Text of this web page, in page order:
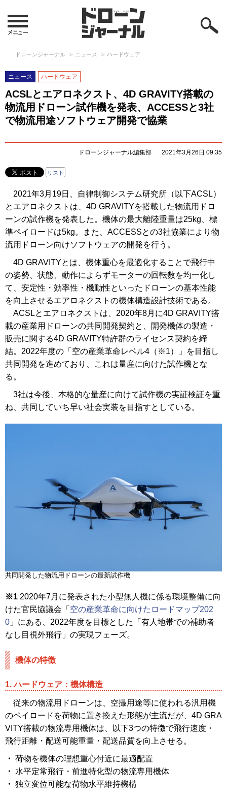
ドローンジャーナル ニュース ハードウェア
ニュース ハードウェア
ACSLとエアロネクスト、4D GRAVITY搭載の
物流用ドローン試作機を発表、ACCESSと3社
で物流用途ソフトウェア開発で協業
ドローンジャーナル編集部 2021年3月26日 09:35
リスト
2021年3月19日、自律制御システム研究所（以下ACSL）
とエアロネクストは、4D GRAVITYを搭載した物流用ドロ
ーンの試作機を発表した。機体の最大離陸重量は25kg、標
準ペイロードは5kg。また、ACCESSとの3社協業により物
流用ドローン向けソフトウェアの開発を行う。
4D GRAVITYとは、機体重心を最適化することで飛行中
の姿勢、状態、動作によらずモーターの回転数を均一化し
て、安定性・効率性・機動性といったドローンの基本性能
を向上させるエアロネクストの機体構造設計技術である。
ACSLとエアロネクストは、2020年8月に4D GRAVITY搭
載の産業用ドローンの共同開発契約と、開発機体の製造・
販売に関する4D GRAVITY特許群のライセンス契約を締
結。2022年度の「空の産業革命レベル4（※1）」を目指し
共同開発を進めており、これは量産に向けた試作機とな
る。
3社は今後、本格的な量産に向けて試作機の実証検証を重
ね、共同していち早い社会実装を目指すとしている。
共同開発した物流用ドローンの最新試作機
※1 2020年7月に発表された小型無人機に係る環境整備に向
けた官民協議会「 空の産業革命に向けたロードマップ202
0 」にある、2022年度を目標とした「有人地帯での補助者
なし目視外飛行」の実現フェーズ。
機体の特徴
1. ハードウェア：機体構造
従来の物流用ドローンは、空撮用途等に使われる汎用機
のペイロードを荷物に置き換えた形態が主流だが、4D GRA
VITY搭載の物流専用機体は、以下3つの特徴で飛行速度・
飛行距離・配送可能重量・配送品質を向上させる。
・ 荷物を機体の理想重心付近に最適配置
・ 水平定常飛行・前進特化型の物流専用機体
・ 独立変位可能な荷物水平維持機構